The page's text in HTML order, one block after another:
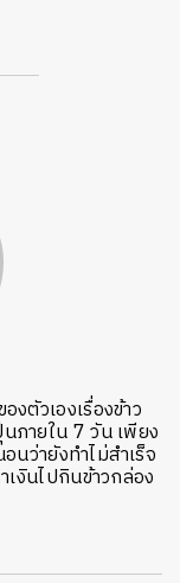
ตัวเองเรื่องข้าว
ายใน 7 วัน เพียง
ว่ายังทำไม่สำเร็จ
เงินไปกินข้าวกล่อง